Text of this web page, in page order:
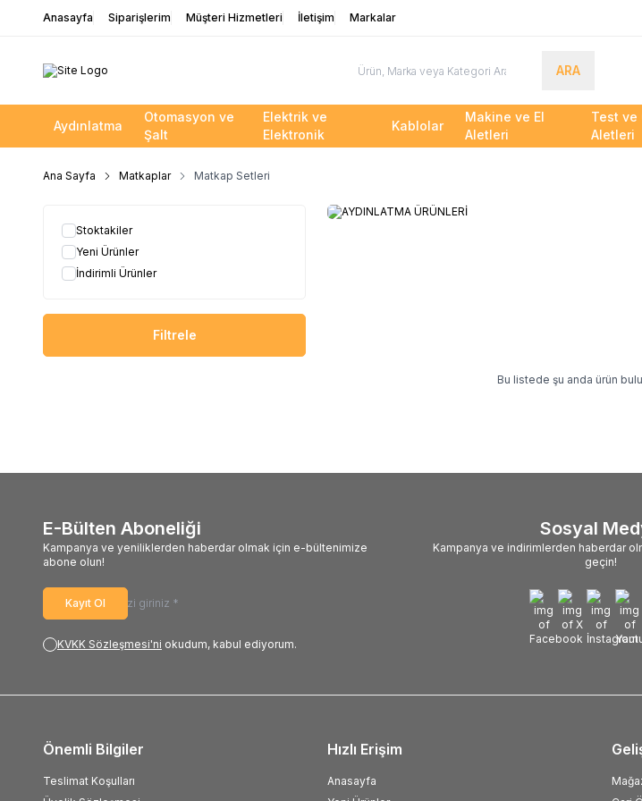
Anasayfa Siparişlerim Müşteri Hizmetleri İletişim Markalar
ARA
Aydınlatma
Otomasyon ve
Şalt
Elektrik ve
Elektronik
Kablolar
Makine ve El
Aletleri
Test ve
Aletleri
Ana Sayfa Matkaplar Matkap Setleri
Stoktakiler
Yeni Ürünler
İndirimli Ürünler
Filtrele
Bu listede şu anda ürün
E-Bülten Aboneliği
Kampanya ve yeniliklerden haberdar olmak için e-bültenimize
abone olun!
Kayıt Ol
KVKK Sözleşmesi'ni okudum, kabul ediyorum.
Sosyal
Kampanya ve indirimlerden haberdar
geçin!
Önemli Bilgiler
Teslimat Koşulları
Hızlı Erişim
Anasayfa